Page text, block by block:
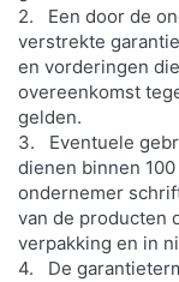
2. Een door de
verstrekte
en vorderingen
overeenkomst
gelden.
3. Eventuele
dienen binnen
ondernemer
van de producten
verpakking en in
4. De